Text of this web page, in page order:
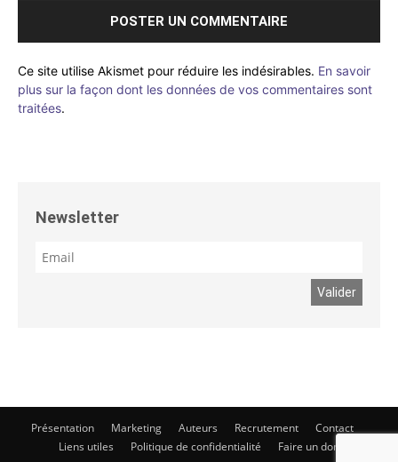
Ce site utilise Akismet pour réduire les indésirables. En savoir
plus sur la façon dont les données de vos commentaires sont
traitées.
Newsletter
Présentation Marketing Auteurs Recrutement
Contact
Liens utiles
Politique de confidentialité Faire un don